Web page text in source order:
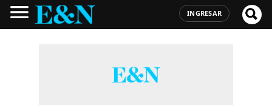
INGRESAR